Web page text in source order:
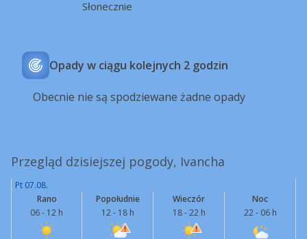
Słonecznie
Opady w ciągu kolejnych 2 godzin
Obecnie nie są spodziewane żadne opady
Przegląd dzisiejszej pogody, Ivancha
Pt 07.08.
Rano
06 - 12 h
Popołudnie
12 - 18 h
Wieczór
18 - 22 h
Noc
22 - 06 h